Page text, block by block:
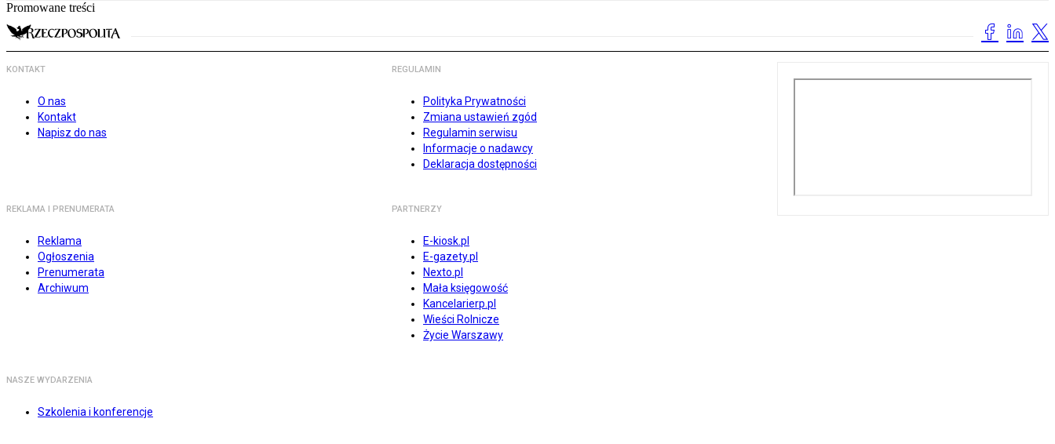
Promowane treści
KONTAKT
O nas
Kontakt
Napisz do nas
REGULAMIN
Polityka Prywatności
Zmiana ustawień zgód
Regulamin serwisu
Informacje o nadawcy
Deklaracja dostępności
REKLAMA I PRENUMERATA
Reklama
Ogłoszenia
Prenumerata
Archiwum
PARTNERZY
E-kiosk.pl
E-gazety.pl
Nexto.pl
Mała księgowość
Kancelarierp.pl
Wieści Rolnicze
Życie Warszawy
NASZE WYDARZENIA
Szkolenia i konferencje